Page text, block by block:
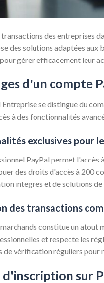
des entreprises
des solutions adaptées
gérer efficacement leur
d'un compte
Entreprise se distingue du
à des fonctionnalités
exclusives pour
PayPal permet l'accès
des droits d'accès à 200
intégrés et de solutions
des transactions
constitue un atout
et respecte les
de vérification réguliers pour
d'inscription sur